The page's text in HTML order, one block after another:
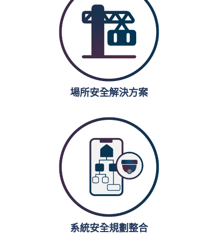
場所安全解決方案
系統安全規劃整合